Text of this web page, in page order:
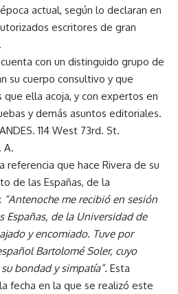
actual, según lo declaran en
escritores de gran
con un distinguido grupo de
su cuerpo consultivo y que
que ella acoja, y con expertos en
y demás asuntos editoriales.
114 West 73rd. St.
A.
referencia que hace Rivera de su
de las Españas, de la
“Antenoche me recibió en sesión
Españas, de la Universidad de
y encomiado. Tuve por
Bartolomé Soler, cuyo
bondad y simpatía”. Esta
fecha en la que se realizó este